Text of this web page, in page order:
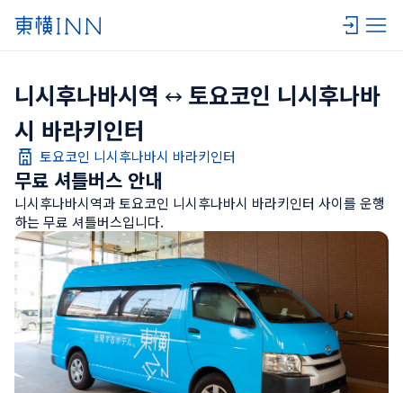
니시후나바시역
토요코인 니시후나바
시 바라키인터
토요코인 니시후나바시 바라키인터
무료 셔틀버스 안내
니시후나바시역과 토요코인 니시후나바시 바라키인터 사이를 운행
하는 무료 셔틀버스입니다.